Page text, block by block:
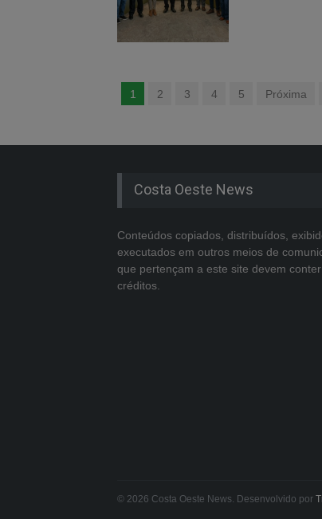
1 2 3 4 5 Próxima
Costa Oeste News
Conteúdos copiados, distribuídos,
executados em outros meios de
que pertençam a este site devem
créditos.
© 2026 Costa Oeste News. Desenvolvido por